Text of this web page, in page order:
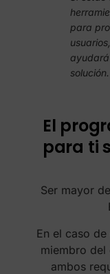
para
solución.
El
para ti
Ser mayor
En el caso
miembro
ambos